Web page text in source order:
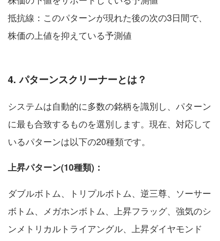
抵抗線：このパターンが現れた後の次の3日間で、
株価の上値を抑えている予測値
4. パターンスクリーナーとは？
システムは自動的に多数の銘柄を識別し、パターン
に最も合致するものを選別します。現在、対応して
いるパターンは以下の20種類です。
上昇パターン(10種類)：
ダブルボトム、トリプルボトム、逆三尊、ソーサー
ボトム、メガホンボトム、上昇フラッグ、強気のシ
ンメトリカルトライアングル、上昇ダイヤモンド